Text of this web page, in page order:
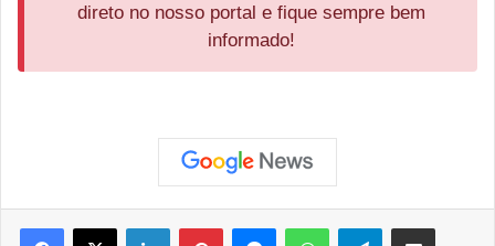
direto no nosso portal e fique sempre bem
informado!
Facebook
X LinkedinPinterestMessengerWhatsAppTelegramCompartilhar via e-mail